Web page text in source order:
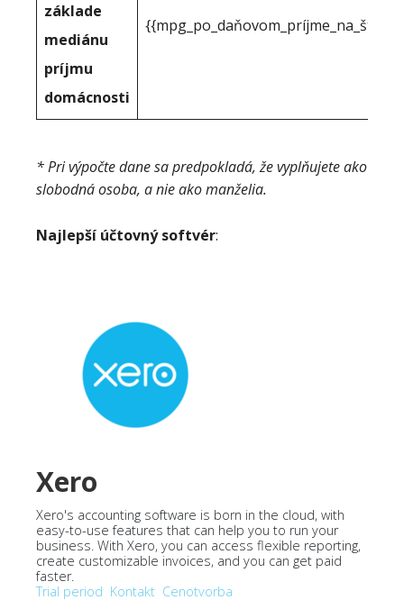
základe
mediánu
príjmu
domácnosti
* Pri výpočte dane sa predpokladá, že vyplňujete ako
slobodná osoba, a nie ako manželia.
Najlepší účtovný softvér:
Xero
Xero's accounting software is born in the cloud, with
easy-to-use features that can help you to run your
business. With Xero, you can access flexible reporting,
create customizable invoices, and you can get paid
faster.
Trial period Kontakt Cenotvorba